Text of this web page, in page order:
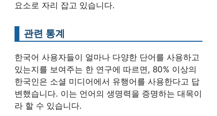
요소로 자리 잡고 있습니다.
관련 통계
한국어 사용자들이 얼마나 다양한 단어를 사용하고
있는지를 보여주는 한 연구에 따르면, 80% 이상의
한국인은 소셜 미디어에서 유행어를 사용한다고 답
변했습니다. 이는 언어의 생명력을 증명하는 대목이
라 할 수 있습니다.